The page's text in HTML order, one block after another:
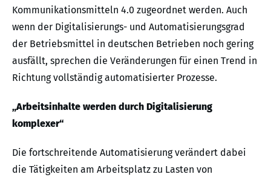
Kommunikationsmitteln 4.0 zugeordnet werden. Auch
wenn der Digitalisierungs- und Automatisierungsgrad
der Betriebsmittel in deutschen Betrieben noch gering
ausfällt, sprechen die Veränderungen für einen Trend in
Richtung vollständig automatisierter Prozesse.
„Arbeitsinhalte werden durch Digitalisierung
komplexer“
Die fortschreitende Automatisierung verändert dabei
die Tätigkeiten am Arbeitsplatz zu Lasten von